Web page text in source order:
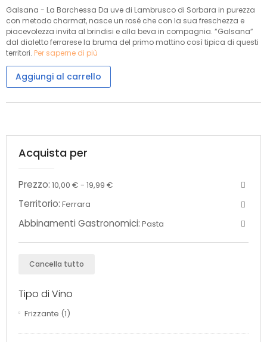
Galsana - La Barchessa Da uve di Lambrusco di Sorbara in purezza
con metodo charmat, nasce un rosé che con la sua freschezza e
piacevolezza invita al brindisi e alla beva in compagnia. “Galsana”
dal dialetto ferrarese la bruma del primo mattino così tipica di questi
territori. Per saperne di più
Aggiungi al carrello
Acquista per
Prezzo: 10,00 € - 19,99 €
Territorio: Ferrara
Abbinamenti Gastronomici: Pasta
Cancella tutto
Tipo di Vino
Frizzante (1)